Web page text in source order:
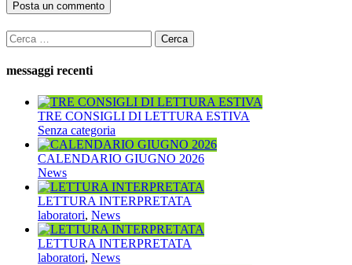
Ricerca
per:
messaggi recenti
TRE CONSIGLI DI LETTURA ESTIVA
Senza categoria
CALENDARIO GIUGNO 2026
News
LETTURA INTERPRETATA
laboratori, News
LETTURA INTERPRETATA
laboratori, News